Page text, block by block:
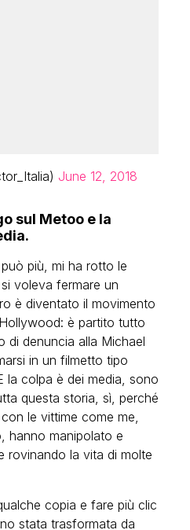
June 12, 2018
sul Metoo e la
più, mi ha rotto le
voleva fermare un
è diventato il movimento
è partito tutto
di denuncia alla Michael
in un filmetto tipo
la colpa è dei media, sono
questa storia, sì, perché
le vittime come me,
hanno manipolato e
rovinando la vita di molte
copia e fare più clic
stata trasformata da